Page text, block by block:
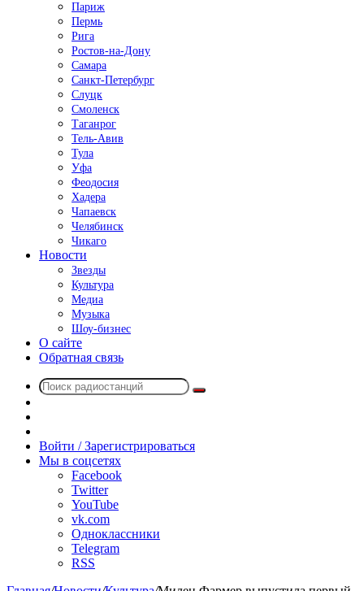
Париж
Пермь
Рига
Ростов-на-Дону
Самара
Санкт-Петербург
Слуцк
Смоленск
Таганрог
Тель-Авив
Тула
Уфа
Феодосия
Хадера
Чапаевск
Челябинск
Чикаго
Новости
Звезды
Культура
Медиа
Музыка
Шоу-бизнес
О сайте
Обратная связь
Поиск
радио
Войти / Зарегистрироваться
Мы в соцсетях
Facebook
Twitter
YouTube
vk.com
Одноклассники
Telegram
RSS